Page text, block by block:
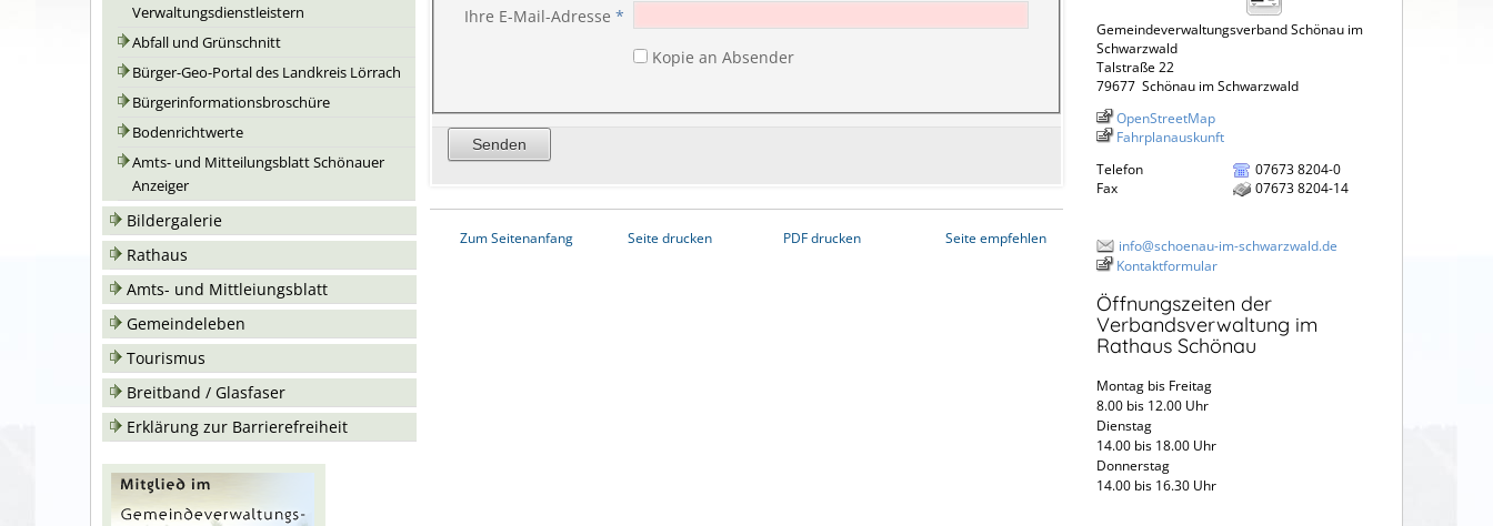
Verwaltungsdienstleistern
Abfall und Grünschnitt
Bürger-Geo-Portal des Landkreis Lörrach
Bürgerinformationsbroschüre
Bodenrichtwerte
Amts- und Mitteilungsblatt Schönauer
Anzeiger
Bildergalerie
Rathaus
Amts- und Mittleiungsblatt
Gemeindeleben
Tourismus
Breitband / Glasfaser
Erklärung zur Barrierefreiheit
Ihre E-Mail-Adresse *
Kopie an Absender
Zum Seitenanfang Seite drucken PDF drucken Seite empfehlen
Gemeindeverwaltungsverband Schönau im
Schwarzwald
Talstraße 22
79677 Schönau im Schwarzwald
OpenStreetMap
Fahrplanauskunft
Telefon
07673 8204-0
Fax
07673 8204-14
info@schoenau-im-schwarzwald.de
Kontaktformular
Öffnungszeiten der
Verbandsverwaltung im
Rathaus Schönau
Montag bis Freitag
8.00 bis 12.00 Uhr
Dienstag
14.00 bis 18.00 Uhr
Donnerstag
14.00 bis 16.30 Uhr